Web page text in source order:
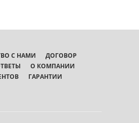
С НАМИ
ДОГОВОР
О КОМПАНИИ
ГАРАНТИИ